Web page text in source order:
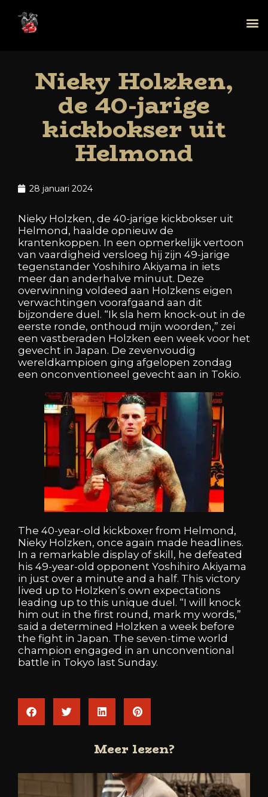
Nieky Holzken,
de 40-jarige
kickbokser uit
Helmond
28 januari 2024
Nieky Holzken, de 40-jarige kickbokser uit
Helmond, haalde opnieuw de
krantenkoppen. In een opmerkelijk vertoon
van vaardigheid versloeg hij zijn 49-jarige
tegenstander Yoshihiro Akiyama in iets
meer dan anderhalve minuut. Deze
overwinning voldeed aan Holzkens eigen
verwachtingen voorafgaand aan dit
bijzondere duel. “Ik sla hem knock-out in de
eerste ronde, onthoud mijn woorden,” zei
een vastberaden Holzken een week voor het
gevecht in Japan. De zevenvoudig
wereldkampioen ging afgelopen zondag
een onconventioneel gevecht aan in Tokio.
The 40-year-old kickboxer from Helmond,
Nieky Holzken, once again made headlines.
In a remarkable display ofskill, he defeated
his 49-year-old opponent Yoshihiro Akiyama
in just over a minute and a half. This victory
lived up to Holzken’s own expectations
leading up to this unique duel. “I will knock
him out in the first round, mark my words,”
said a determined Holzken a week before
the fight in Japan. The seven-time world
champion engaged in an unconventional
battle in Tokyo last Sunday.
Meer lezen?